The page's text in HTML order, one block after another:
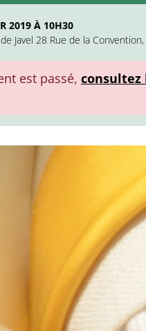
2019 À 10H30
Javel 28 Rue de la
est passé, consultez